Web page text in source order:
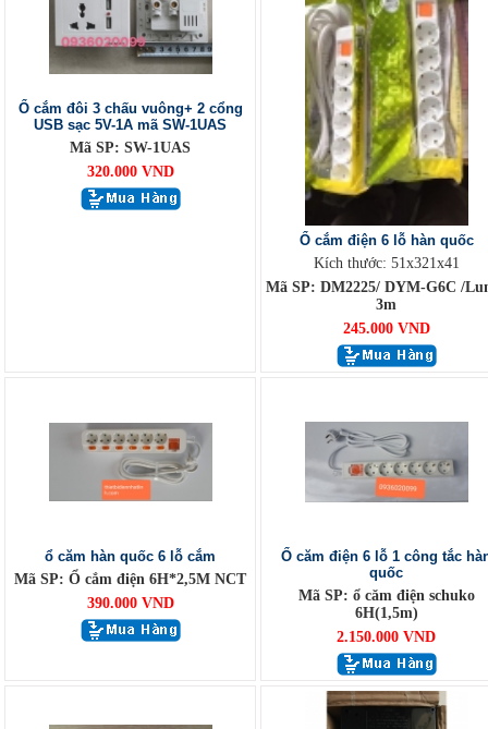
Ổ cắm đôi 3 chấu vuông+ 2 cổng
USB sạc 5V-1A mã SW-1UAS
Mã SP: SW-1UAS
320.000 VND
Ổ cắm điện 6 lỗ hàn quốc
Kích thước: 51x321x41
Mã SP: DM2225/ DYM-G6C /
3m
245.000 VND
ổ căm hàn quốc 6 lỗ cắm
Mã SP: Ổ cắm điện 6H*2,5M NCT
390.000 VND
Ổ căm điện 6 lỗ 1 công tắc
quốc
Mã SP: ổ căm điện schuko
6H(1,5m)
2.150.000 VND